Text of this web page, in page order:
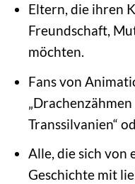
Eltern, die ihren
Freundschaft,
möchten.
Fans von
Transsilvanien“
Alle, die sich von
Geschichte mit